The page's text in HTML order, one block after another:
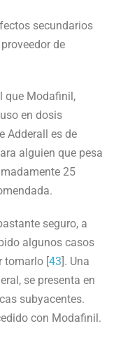
secundarios
de
que Modafinil,
en dosis
Adderall es de
alguien que pesa
25
seguro, a
algunos casos
tomarlo [43]. Una
se presenta en
subyacentes.
con Modafinil.